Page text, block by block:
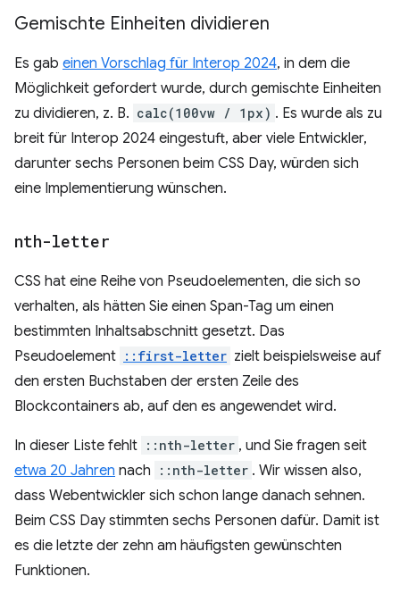
Gemischte Einheiten dividieren
Es gab einen Vorschlag für Interop 2024, in dem die
Möglichkeit gefordert wurde, durch gemischte Einheiten
zu dividieren, z. B. calc(100vw / 1px) . Es wurde als zu
breit für Interop 2024 eingestuft, aber viele Entwickler,
darunter sechs Personen beim CSS Day, würden sich
eine Implementierung wünschen.
nth-letter
CSS hat eine Reihe von Pseudoelementen, die sich so
verhalten, als hätten Sie einen Span-Tag um einen
bestimmten Inhaltsabschnitt gesetzt. Das
Pseudoelement ::first-letter zielt beispielsweise auf
den ersten Buchstaben der ersten Zeile des
Blockcontainers ab, auf den es angewendet wird.
In dieser Liste fehlt ::nth-letter , und Sie fragen seit
etwa 20 Jahren nach ::nth-letter . Wir wissen also,
dass Webentwickler sich schon lange danach sehnen.
Beim CSS Day stimmten sechs Personen dafür. Damit ist
es die letzte der zehn am häufigsten gewünschten
Funktionen.